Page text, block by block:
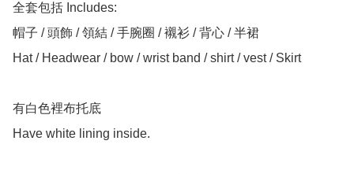
全套包括 Includes:
帽子 / 頭飾 / 領結 / 手腕圈 / 襯衫 / 背心 / 半裙
Hat / Headwear / bow / wrist band / shirt / vest / Skirt
有白色裡布托底
Have white lining inside.